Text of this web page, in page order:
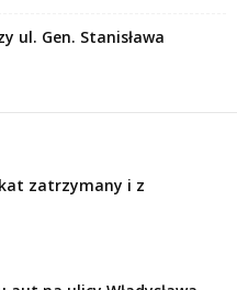
ul. Gen. Stanisława
zatrzymany i z